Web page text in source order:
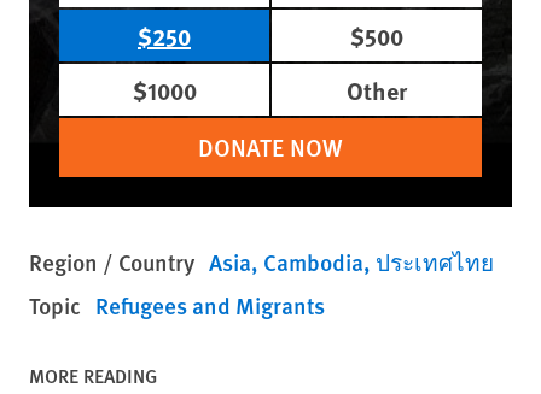
$250
$500
$1000
Other
DONATE NOW
Region / Country Asia Cambodia ประเทศไทย
Topic Refugees and Migrants
MORE READING